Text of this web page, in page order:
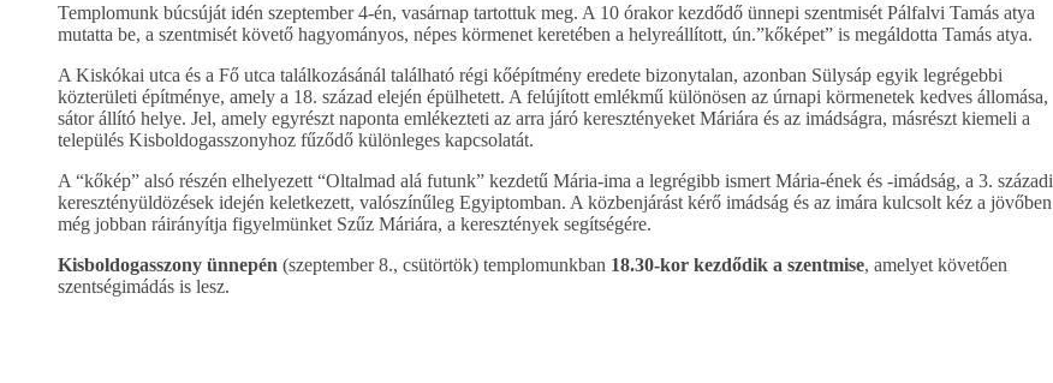
Templomunk búcsúját idén szeptember 4-én, vasárnap tartottuk meg. A 10 órakor kezdődő ünnepi szentmisét Pálfalvi Tamás atya
mutatta be, a szentmisét követő hagyományos, népes körmenet keretében a helyreállított, ún.”kőképet” is megáldotta Tamás atya.
A Kiskókai utca és a Fő utca találkozásánál található régi kőépítmény eredete bizonytalan, azonban Sülysáp egyik legrégebbi
közterületi építménye, amely a 18. század elején épülhetett. A felújított emlékmű különösen az úrnapi körmenetek kedves állomása,
sátor állító helye. Jel, amely egyrészt naponta emlékezteti az arra járó keresztényeket Máriára és az imádságra, másrészt kiemeli a
település Kisboldogasszonyhoz fűződő különleges kapcsolatát.
A “kőkép” alsó részén elhelyezett “Oltalmad alá futunk” kezdetű Mária-ima a legrégibb ismert Mária-ének és -imádság, a 3. századi
keresztényüldözések idején keletkezett, valószínűleg Egyiptomban. A közbenjárást kérő imádság és az imára kulcsolt kéz a jövőben
még jobban ráirányítja figyelmünket Szűz Máriára, a keresztények segítségére.
Kisboldogasszony ünnepén (szeptember 8., csütörtök) templomunkban 18.30-kor kezdődik a szentmise, amelyet követően
szentségimádás is lesz.